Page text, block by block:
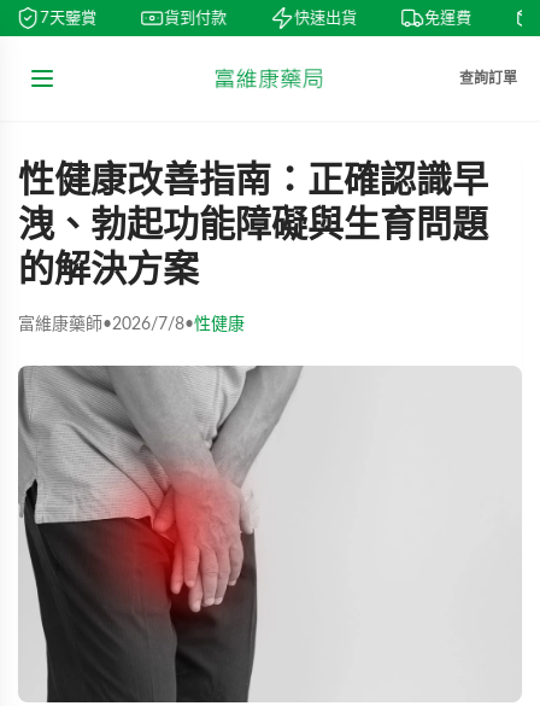
7天鑒賞 貨到付款 快速出貨 免運費
查詢訂單
性健康改善指南：正確認識早
洩、勃起功能障礙與生育問題
的解決方案
富維康藥師•2026/7/8•性健康